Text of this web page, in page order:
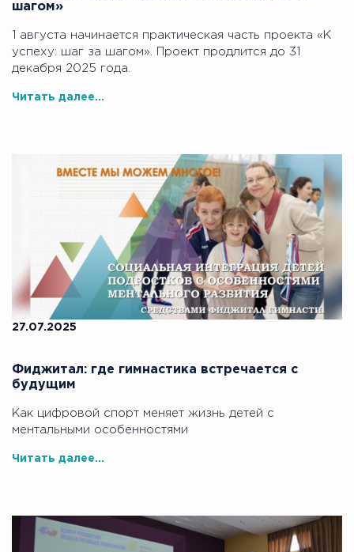
шагом»
1 августа начинается практическая часть проекта «К
успеху: шаг за шагом». Проект продлится до 31
декабря 2025 года.
Читать далее...
27.07.2025
Фиджитал: где гимнастика встречается с
будущим
Как цифровой спорт меняет жизнь детей с
ментальными особенностями
Читать далее...